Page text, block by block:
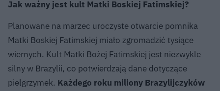
Jak ważny jest kult Matki Boskiej Fatimskiej?
Planowane na marzec uroczyste otwarcie pomnika
Matki Boskiej Fatimskiej miało zgromadzić tysiące
wiernych. Kult Matki Bożej Fatimskiej jest niezwykle
silny w Brazylii, co potwierdzają dane dotyczące
pielgrzymek. Każdego roku miliony Brazylijczyków